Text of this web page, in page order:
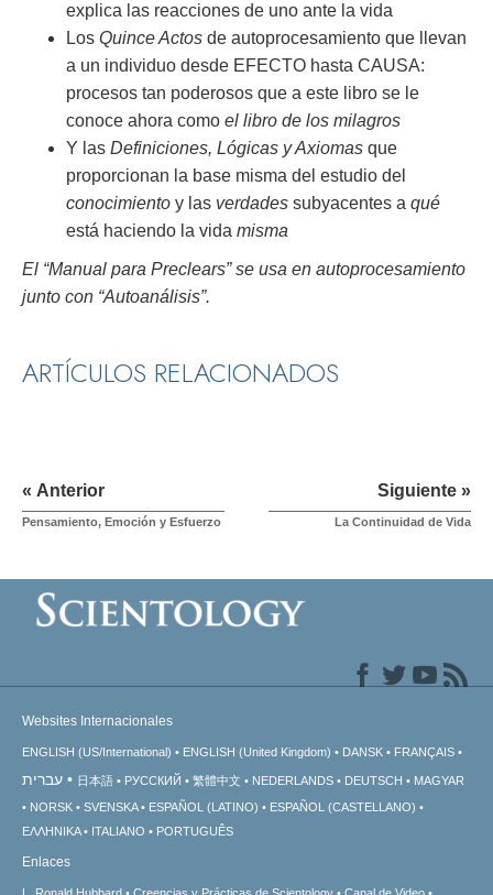
explica las reacciones de uno ante la vida
Los Quince Actos de autoprocesamiento que llevan
a un individuo desde EFECTO hasta CAUSA:
procesos tan poderosos que a este libro se le
conoce ahora como el libro de los milagros
Y las Definiciones, Lógicas y Axiomas que
proporcionan la base misma del estudio del
conocimiento y las verdades subyacentes a qué
está haciendo la vida misma
El “Manual para Preclears” se usa en autoprocesamiento
junto con “Autoanálisis”.
ARTÍCULOS RELACIONADOS
« Anterior
Pensamiento, Emoción y Esfuerzo
Siguiente »
La Continuidad de Vida
Websites Internacionales
ENGLISH (US/International) ENGLISH (United Kingdom) DANSK FRANÇAIS
עברית 日本語 РУССКИЙ 繁體中文 NEDERLANDS DEUTSCH
MAGYAR
NORSK
SVENSKA ESPAÑOL (LATINO)
ESPAÑOL (CASTELLANO)
ΕΛΛΗΝΙΚA
ITALIANO PORTUGUÊS
Enlaces